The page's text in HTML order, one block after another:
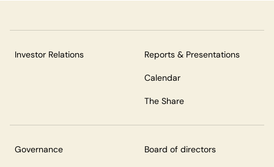
Investor Relations Reports & Presentations
Calendar
The Share
Governance Board of directors